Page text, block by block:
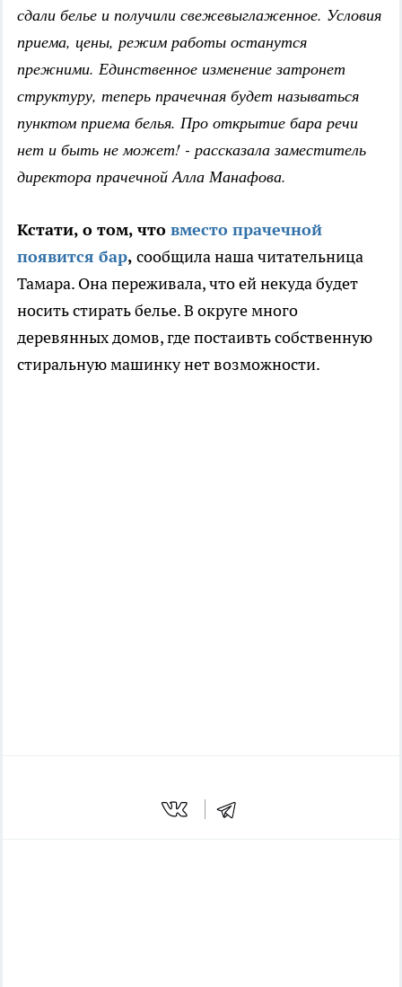
сдали белье и получили свежевыглаженное. Условия
приема, цены, режим работы останутся
прежними. Единственное изменение затронет
структуру, теперь прачечная будет называться
пунктом приема белья. Про открытие бара речи
нет и быть не может! - рассказала заместитель
директора прачечной Алла Манафова.
Кстати, о том, что вместо прачечной
появится бар, сообщила наша читательница
Тамара. Она переживала, что ей некуда будет
носить стирать белье. В округе много
деревянных домов, где постаивть собственную
стиральную машинку нет возможности.